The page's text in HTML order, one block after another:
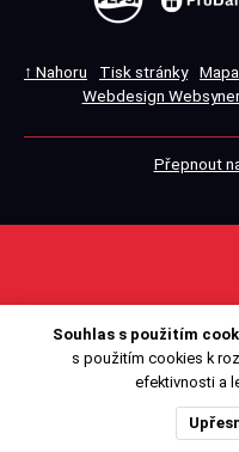
↑ Nahoru Tisk stránky
Webdesign
Přepnout
Souhlas s použitím
s použitím cookies k
efektivnosti a